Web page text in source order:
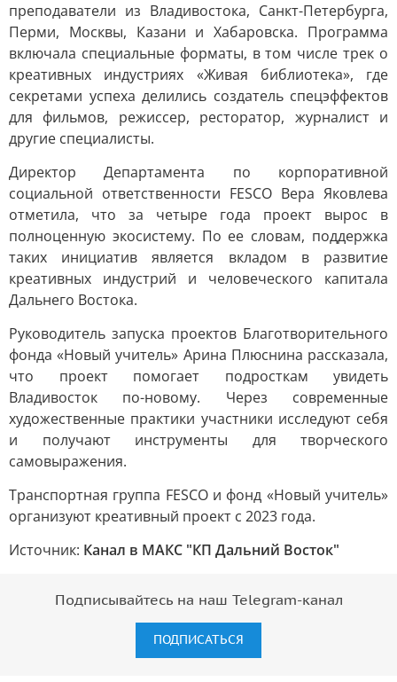
преподаватели из Владивостока, Санкт-Петербурга,
Перми, Москвы, Казани и Хабаровска. Программа
включала специальные форматы, в том числе трек о
креативных индустриях «Живая библиотека», где
секретами успеха делились создатель спецэффектов
для фильмов, режиссер, ресторатор, журналист и
другие специалисты.
Директор Департамента по корпоративной
социальной ответственности FESCO Вера Яковлева
отметила, что за четыре года проект вырос в
полноценную экосистему. По ее словам, поддержка
таких инициатив является вкладом в развитие
креативных индустрий и человеческого капитала
Дальнего Востока.
Руководитель запуска проектов Благотворительного
фонда «Новый учитель» Арина Плюснина рассказала,
что проект помогает подросткам увидеть
Владивосток по-новому. Через современные
художественные практики участники исследуют себя
и получают инструменты для творческого
самовыражения.
Транспортная группа FESCO и фонд «Новый учитель»
организуют креативный проект с 2023 года.
Источник: Канал в МАКС "КП Дальний Восток"
Подписывайтесь на наш Telegram-канал
ПОДПИСАТЬСЯ